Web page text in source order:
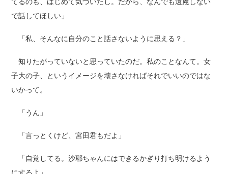
で話してほしい」
「私、そんなに自分のこと話さないように思える？」
知りたがっていないと思っていたのだ。私のことなんて。女
子大の子、というイメージを壊さなければそれでいいのではな
いかって。
「うん」
「言っとくけど、宮田君もだよ」
「自覚してる。沙耶ちゃんにはできるかぎり打ち明けるよう